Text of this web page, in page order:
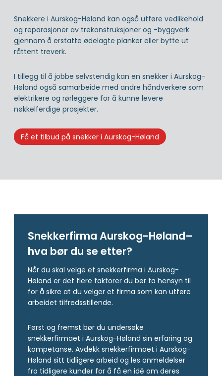
Snekkere i Aurskog-Høland kan også utføre vedlikehold
og reparasjoner av trekonstruksjoner og -byggverk
gjennom å erstatte ødelagte planker eller bytte ut
råttent treverk.
I tillegg til å jobbe selvstendig kan en snekker i Aurskog-
Høland også samarbeide med andre håndverkere som
elektrikere og rørleggere for å kunne levere
nøkkelferdige prosjekter.
Få et tilbud på snekker i Aurskog-Høland
Snekkerfirma Aurskog-Høland–
hva bør du se etter?
Når du skal velge et snekkerfirma i Aurskog-
Høland er det flere faktorer du bør ta hensyn til
for å sikre at du velger et firma som kan utføre
arbeidet tilfredsstillende.
Først og fremst bør du undersøke
snekkerfirmaet i Aurskog-Høland sin erfaring og
kompetanse. Avdekk snekkerfirmaet i Aurskog-
Høland sitt tidligere arbeid og les anmeldelser
fra tidligere kunder for å få en idé om deres